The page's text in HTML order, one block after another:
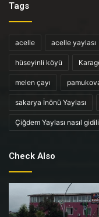
Tags
acelle acelle yaylası
hüseyinli köyü
melen çayı
sakarya İnönü Yaylası
Çiğdem Yaylası nasıl
Check Also